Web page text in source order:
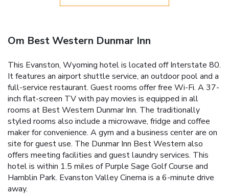
Om Best Western Dunmar Inn
This Evanston, Wyoming hotel is located off Interstate 80.
It features an airport shuttle service, an outdoor pool and a
full-service restaurant. Guest rooms offer free Wi-Fi. A 37-
inch flat-screen TV with pay movies is equipped in all
rooms at Best Western Dunmar Inn. The traditionally
styled rooms also include a microwave, fridge and coffee
maker for convenience. A gym and a business center are on
site for guest use. The Dunmar Inn Best Western also
offers meeting facilities and guest laundry services. This
hotel is within 1.5 miles of Purple Sage Golf Course and
Hamblin Park. Evanston Valley Cinema is a 6-minute drive
away.